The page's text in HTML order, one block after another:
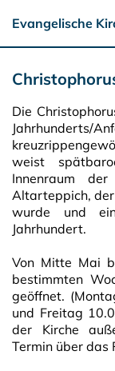
Evangelische
Die
weist
Innenraum
Altarteppich,
wurde und
Jahrhundert.
Von Mitte Mai
bestimmten
geöffnet.
und Freitag
der Kirche
Termin über das